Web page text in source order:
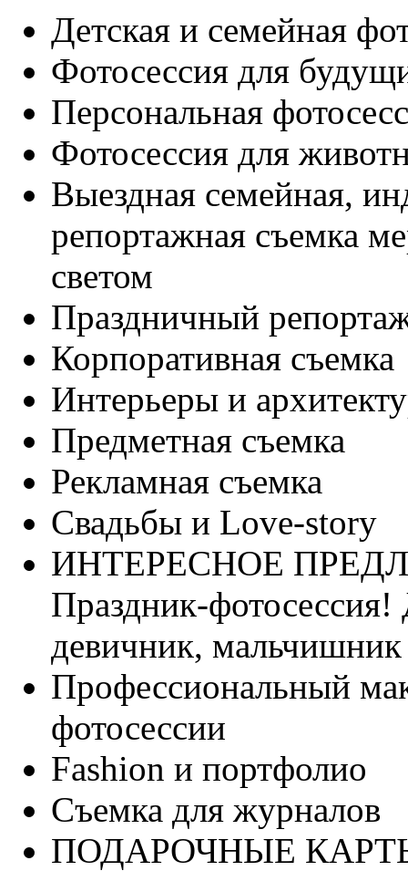
Детская и семейная
Фотосессия для
Персональная
Фотосессия для
Выездная семейная,
репортажная съемка
светом
Праздничный
Корпоративная съемка
Интерьеры и
Предметная съемка
Рекламная съемка
Свадьбы и Love-story
ИНТЕРЕСНОЕ
Праздник-
девичник, мальчишник
Профессиональный
фотосессии
Fashion и портфолио
Съемка для журналов
ПОДАРОЧНЫЕ